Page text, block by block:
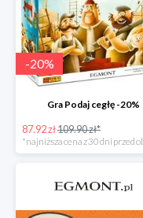
-20%
Gra Podaj cegłę -20%
87.92 zł109.90 zł*